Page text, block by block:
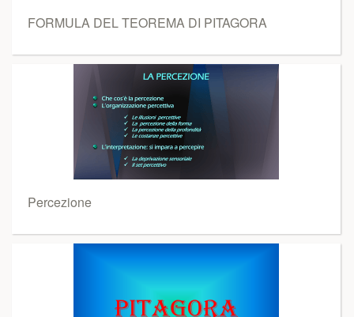
FORMULA DEL TEOREMA DI PITAGORA
Percezione